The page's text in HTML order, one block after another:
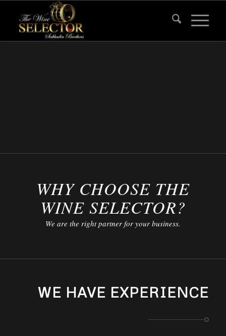
WHY CHOOSE THE
WINE SELECTOR?
We are the right partner for your business.
WE HAVE EXPERIENCE